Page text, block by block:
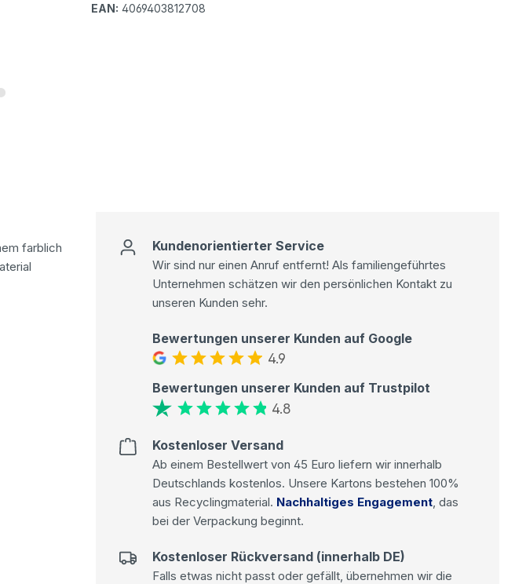
EAN: 4069403812708
farblich
Kundenorientierter Service
Wir sind nur einen Anruf entfernt! Als familiengeführtes
Unternehmen schätzen wir den persönlichen Kontakt zu
unseren Kunden sehr.
Bewertungen unserer Kunden auf Google
4.9
Bewertungen unserer Kunden auf Trustpilot
4.8
Kostenloser Versand
Ab einem Bestellwert von 45 Euro liefern wir innerhalb
Deutschlands kostenlos. Unsere Kartons bestehen 100%
aus Recyclingmaterial. Nachhaltiges Engagement, das
bei der Verpackung beginnt.
Kostenloser Rückversand (innerhalb DE)
Falls etwas nicht passt oder gefällt, übernehmen wir die